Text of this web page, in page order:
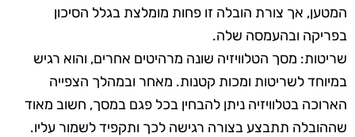
המטען, אך צורת הובלה זו פחות מומלצת בגלל הסיכון
בפריקה ובהעמסה שלה.
שריטות: מסך הטלוויזיה שונה מרהיטים אחרים, והוא רגיש
במיוחד לשריטות ומכות קטנות. מאחר ובמהלך הצפייה
הארוכה בטלוויזיה ניתן להבחין בכל פגם במסך, חשוב מאוד
שההובלה תתבצע בצורה רגישה לכך ותקפיד לשמור עליו.